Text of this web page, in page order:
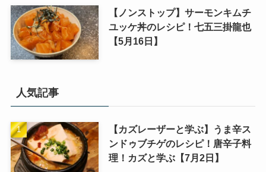
【ノンストップ】サーモンキムチ
ユッケ丼のレシピ！七五三掛龍也
【5月16日】
人気記事
【カズレーザーと学ぶ】うま辛ス
ンドゥブチゲのレシピ！唐辛子料
理！カズと学ぶ【7月2日】